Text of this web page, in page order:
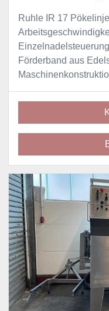
Ruhle IR 17
Förderband aus